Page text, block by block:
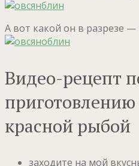
А вот какой он в разрезе —
Видео-рецепт
красной рыбой
заходите на мой